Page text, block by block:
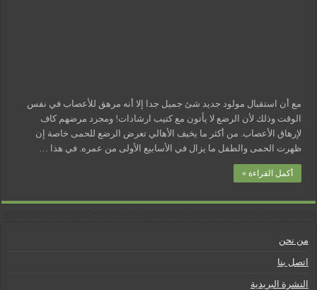
مع أن استقبال مولود جديد شئ جميل جدا إلا أنه مرهق للأعصاب في نفس
الوقت وذلك لأن الرضع لا يأتون مع كتيب ارشادات! ومجرد مرضهم كاف
لإرهاق الأعصاب. من أكثر ما يخيف الأهالي تعرض الرضع للحمى خاصة إن
ظهرت الحمى والطفل ما يزال في الأسابيع الأولى من عمره. في هذا …
أكمل القراءة »
من نحن
اتصل بنا
النشرة البريدية